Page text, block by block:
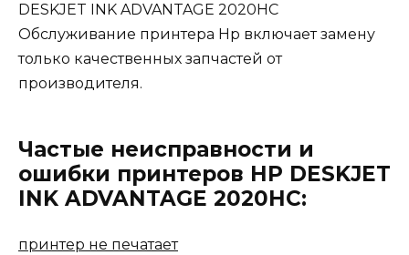
DESKJET INK ADVANTAGE 2020HC
Обслуживание принтера Hp включает замену
только качественных запчастей от
производителя.
Частые неисправности и
ошибки принтеров HP DESKJET
INK ADVANTAGE 2020HC:
принтер не печатает